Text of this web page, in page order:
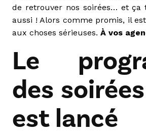
de retrouver nos soirées… et ça
aussi ! Alors comme promis, il
aux choses sérieuses. À vos
Le
des
est lancé